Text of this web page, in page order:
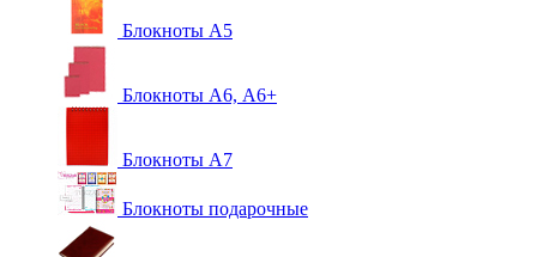
Блокноты А5
Блокноты А6, А6+
Блокноты А7
Блокноты подарочные